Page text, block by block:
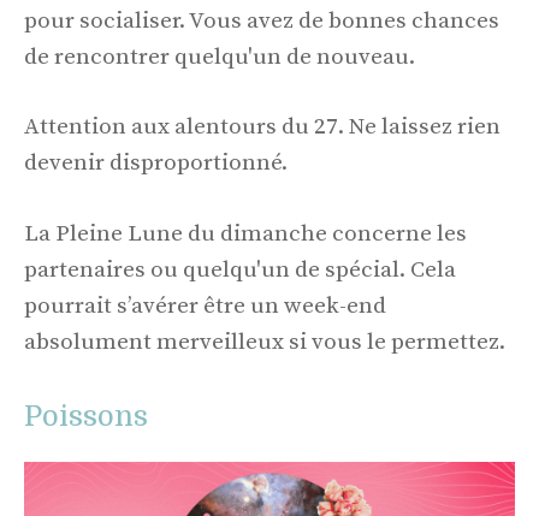
pour socialiser. Vous avez de bonnes chances
de rencontrer quelqu'un de nouveau.
Attention aux alentours du 27. Ne laissez rien
devenir disproportionné.
La Pleine Lune du dimanche concerne les
partenaires ou quelqu'un de spécial. Cela
pourrait s’avérer être un week-end
absolument merveilleux si vous le permettez.
Poissons